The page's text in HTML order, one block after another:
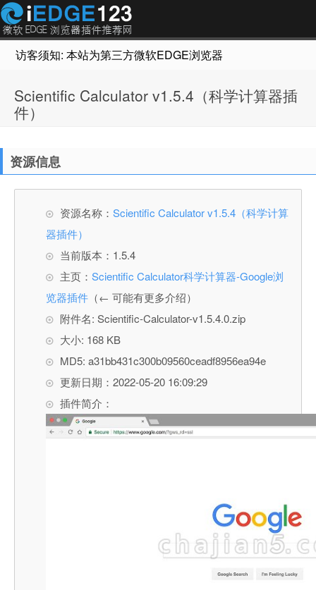
访客须知: 本站为第三方微软EDGE浏览器插件推荐网站，
Scientific Calculator v1.5.4（科学计算器插
件）
资源信息
资源名称： Scientific Calculator v1.5.4（科学计算
器插件）
当前版本：1.5.4
主页： Scientific Calculator科学计算器-Google浏
览器插件 （← 可能有更多介绍）
附件名: Scientific-Calculator-v1.5.4.0.zip
大小: 168 KB
MD5: a31bb431c300b09560ceadf8956ea94e
更新日期：2022-05-20 16:09:29
插件简介：